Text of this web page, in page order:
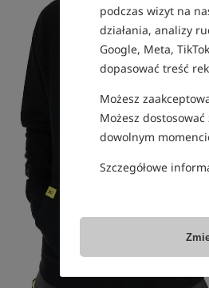
podczas wizyt na
działania, analizy
Google, Meta,
dopasować treść
Możesz
Możesz
dowolnym
Szczegółowe